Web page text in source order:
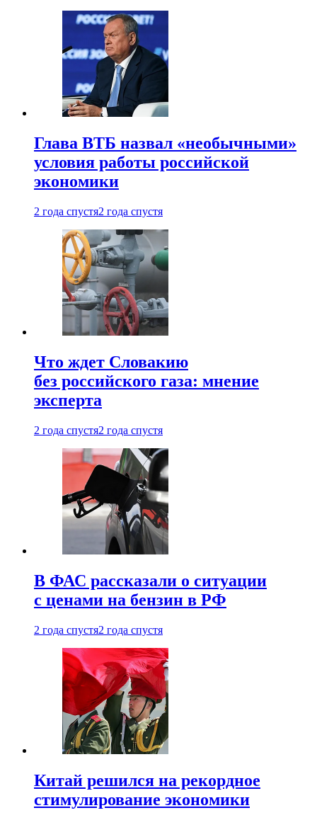
Глава ВТБ назвал «необычными»
условия работы российской
экономики
2 года спустя2 года спустя
Что ждет Словакию
без российского газа: мнение
эксперта
2 года спустя2 года спустя
В ФАС рассказали о ситуации
с ценами на бензин в РФ
2 года спустя2 года спустя
Китай решился на рекордное
стимулирование экономики